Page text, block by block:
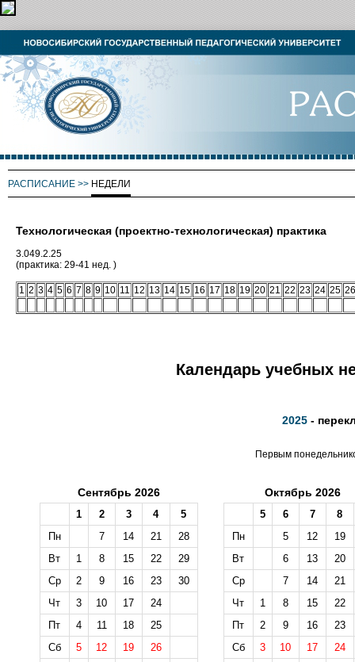
РАСПИСАНИЕ >> НЕДЕЛИ
Технологическая (проектно-технологическая) практика
3.049.2.25
(практика: 29-41 нед. )
1 2 3 4 5 6 7 8 9 10 11 12 13 14 15 16 17 18 19 20 21 22 23 24 25 26
Календарь учебных
2025 -
Первым
Сентябрь 2026
1 2 3 4
5
Пн
7 14 21
28
Вт
1 8 15 22
29
Ср
2 9 16 23
30
Чт
3 10 17
24
Пт
4 11 18
25
Сб
5 12 19
26
Октябрь 2026
5 6 7
8
Пн
5 12
19
Вт
6 13
20
Ср
7 14
21
Чт
1 8 15
22
Пт
2 9 16
23
Сб
3 10 17
24